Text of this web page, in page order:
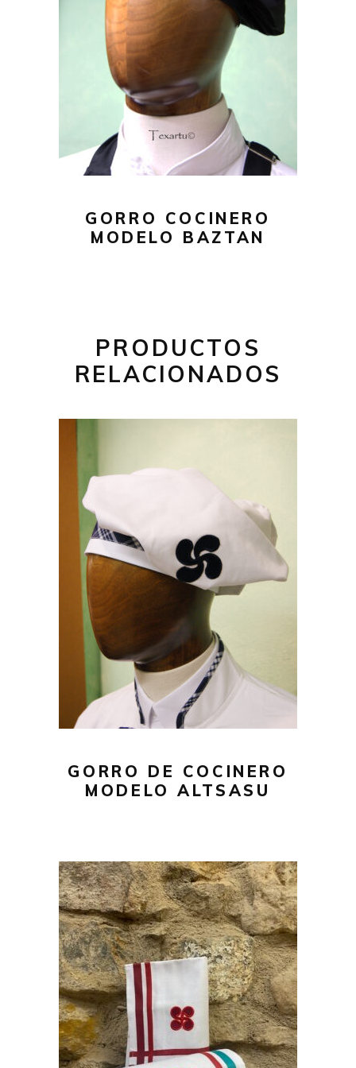
AÑADIR AL CARRITO
GORRO COCINERO
MODELO BAZTAN
PRODUCTOS
RELACIONADOS
19,00€
AÑADIR AL CARRITO
GORRO DE COCINERO
MODELO ALTSASU
12,00 €
SELECCIONAR OPCIONES
Este
producto